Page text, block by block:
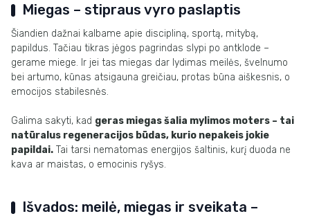
Miegas – stipraus vyro paslaptis
Šiandien dažnai kalbame apie discipliną, sportą, mitybą,
papildus. Tačiau tikras jėgos pagrindas slypi po antklode –
gerame miege. Ir jei tas miegas dar lydimas meilės, švelnumo
bei artumo, kūnas atsigauna greičiau, protas būna aiškesnis, o
emocijos stabilesnės.
Galima sakyti, kad geras miegas šalia mylimos moters – tai
natūralus regeneracijos būdas, kurio nepakeis jokie
papildai. Tai tarsi nematomas energijos šaltinis, kurį duoda ne
kava ar maistas, o emocinis ryšys.
Išvados: meilė, miegas ir sveikata –